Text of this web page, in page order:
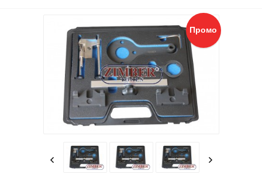
Промо